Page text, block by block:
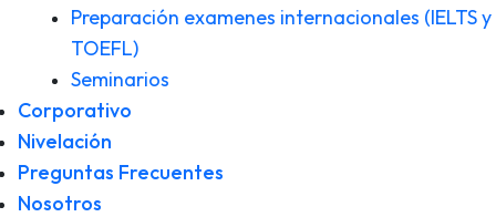
Preparación examenes internacionales (IELTS y
TOEFL)
Seminarios
Corporativo
Nivelación
Preguntas Frecuentes
Nosotros